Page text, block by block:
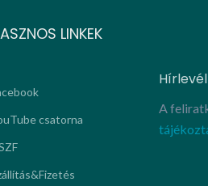
LINKEK
csatorna
A